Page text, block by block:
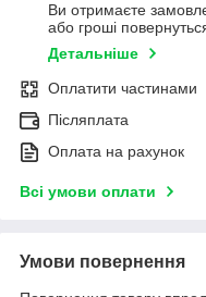
Ви отримаєте
або гроші
Детальніше
Оплатити частинами
Післяплата
Оплата на рахунок
Всі умови оплати
Умови повернення